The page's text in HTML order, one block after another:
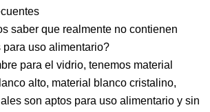
saber que realmente no contienen
para uso alimentario?
para el vidrio, tenemos material
alto, material blanco cristalino,
son aptos para uso alimentario y sin